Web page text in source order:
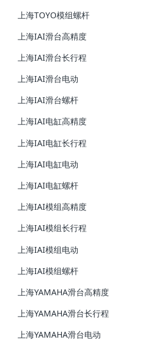
上海TOYO模组螺杆
上海IAI滑台高精度
上海IAI滑台长行程
上海IAI滑台电动
上海IAI滑台螺杆
上海IAI电缸高精度
上海IAI电缸长行程
上海IAI电缸电动
上海IAI电缸螺杆
上海IAI模组高精度
上海IAI模组长行程
上海IAI模组电动
上海IAI模组螺杆
上海YAMAHA滑台高精度
上海YAMAHA滑台长行程
上海YAMAHA滑台电动